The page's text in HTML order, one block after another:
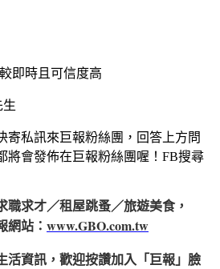
即時且可信度高
私訊來巨報粉絲團，回答上方問
將會發佈在巨報粉絲團喔！FB搜尋
職求才／租屋跳蚤／旅遊美食，
網站： www.GBO.com.tw
活資訊，歡迎按讚加入「巨報」臉